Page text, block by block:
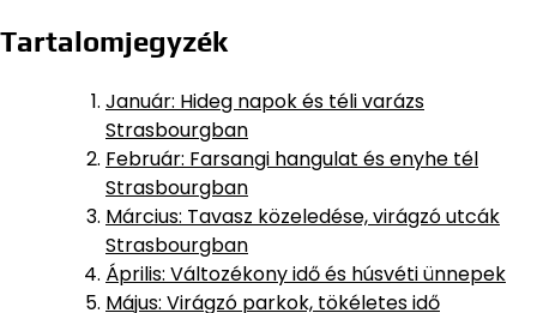
Tartalomjegyzék
Január: Hideg napok és téli varázs
Strasbourgban
Február: Farsangi hangulat és enyhe tél
Strasbourgban
Március: Tavasz közeledése, virágzó utcák
Strasbourgban
Április: Változékony idő és húsvéti ünnepek
Május: Virágzó parkok, tökéletes idő